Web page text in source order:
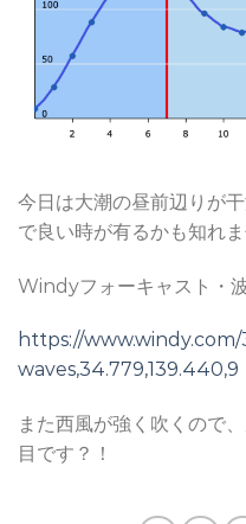
今日は大潮の昼前辺りが
で良い時が有るかも知れま
Windyフォーキャスト・波
https://www.windy.com/
waves,34.779,139.440,9
また西風が強く吹くので
目です？！